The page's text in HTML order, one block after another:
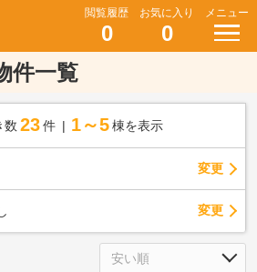
閲覧履歴
0
お気に入り
0
メニュー
件一覧
数 23 件 1～5 棟を表示
変更
変更